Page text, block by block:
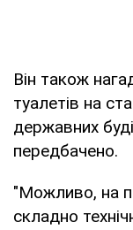
Він також
туалетів на
державних
передбачено.
"Можливо, на
складно